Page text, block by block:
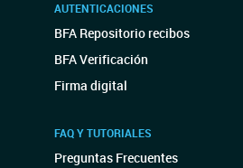
AUTENTICACIONES
BFA Repositorio recibos
BFA Verificación
Firma digital
FAQ Y TUTORIALES
Preguntas Frecuentes